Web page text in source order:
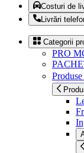
Costuri de
Livrări
Categorii
PRO